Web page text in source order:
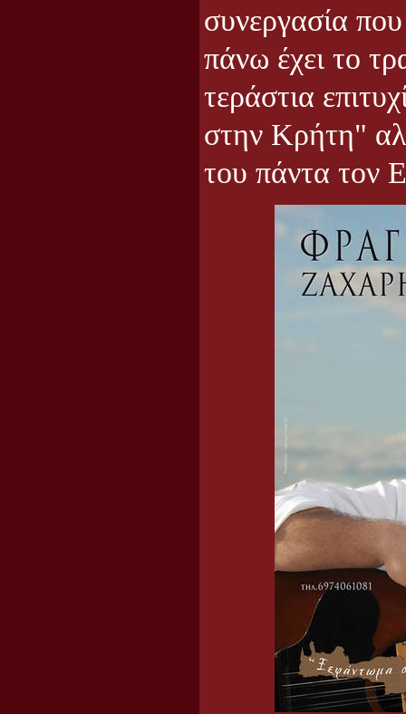
συνεργασία
πάνω έχει το
τεράστια
στην Κρήτη"
του πάντα τον